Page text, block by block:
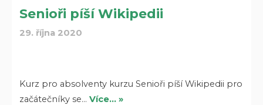
Senioři píší Wikipedii
29. října 2020
Kurz pro absolventy kurzu Senioři píší Wikipedii pro
začátečníky se…Více… »